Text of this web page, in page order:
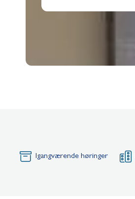
Igangværende høringer